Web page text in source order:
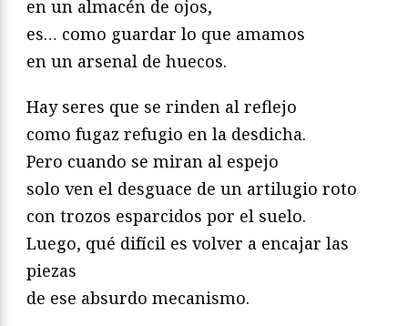
en un almacén de ojos,
es… como guardar lo que amamos
en un arsenal de huecos.
Hay seres que se rinden al reflejo
como fugaz refugio en la desdicha.
Pero cuando se miran al espejo
solo ven el desguace de un artilugio roto
con trozos esparcidos por el suelo.
Luego, qué difícil es volver a encajar las
piezas
de ese absurdo mecanismo.